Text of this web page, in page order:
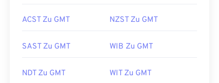
ACST Zu GMT NZST Zu GMT
SAST Zu GMT WIB Zu GMT
NDT Zu GMT WIT Zu GMT